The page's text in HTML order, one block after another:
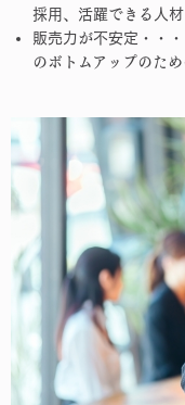
採用、活躍できる人
販売力が不安定・・
のボトムアップのた